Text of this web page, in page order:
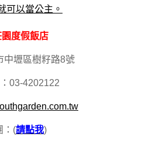
可以當公主。
園度假飯店
中壢區樹籽路8號
03-4202122
：(請點我)